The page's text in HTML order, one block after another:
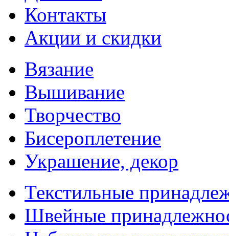
Контакты
Акции и скидки
Вязание
Вышивание
Творчество
Бисероплетение
Украшение, декор
Текстильные
Швейные